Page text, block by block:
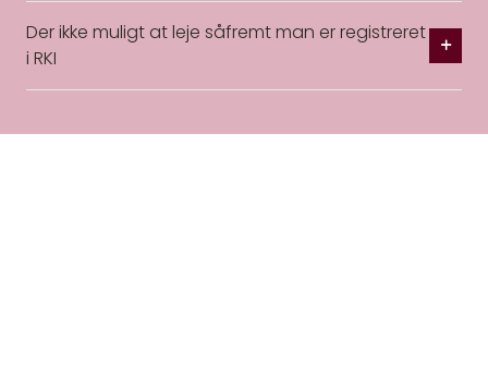
Der ikke muligt at leje såfremt man er registreret
i RKI